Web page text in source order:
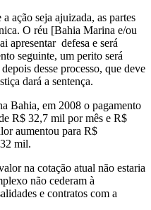
ação seja ajuizada, as partes
O réu [Bahia Marina e/ou
apresentar defesa e será
seguinte, um perito será
desse processo, que deve
dará a sentença.
Bahia, em 2008 o pagamento
R$ 32,7 mil por mês e R$
aumentou para R$
mil.
na cotação atual não estaria
não cederam à
e contratos com a